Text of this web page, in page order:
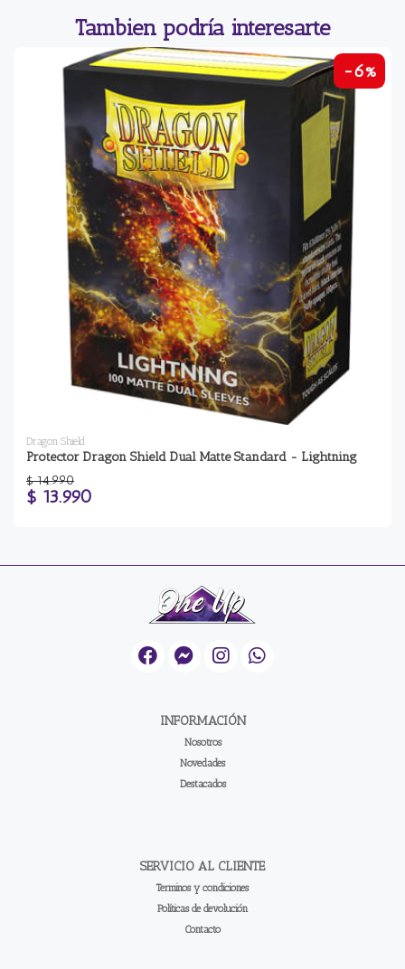
Tambien podría interesarte
-6%
Dragon Shield
Protector Dragon Shield Dual Matte Standard - Lightning
$ 14.990
$ 13.990
INFORMACIÓN
Nosotros
Novedades
Destacados
SERVICIO AL CLIENTE
Terminos y condiciones
Políticas de devolución
Contacto